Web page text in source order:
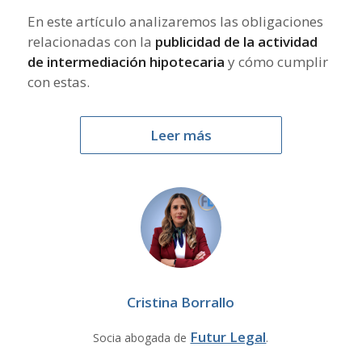
En este artículo analizaremos las obligaciones
relacionadas con la publicidad de la actividad
de intermediación hipotecaria y cómo cumplir
con estas.
Leer más
Cristina Borrallo
Socia abogada de Futur Legal.